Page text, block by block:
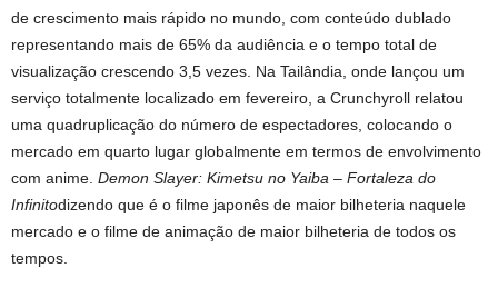
de crescimento mais rápido no mundo, com conteúdo dublado
representando mais de 65% da audiência e o tempo total de
visualização crescendo 3,5 vezes. Na Tailândia, onde lançou um
serviço totalmente localizado em fevereiro, a Crunchyroll relatou
uma quadruplicação do número de espectadores, colocando o
mercado em quarto lugar globalmente em termos de envolvimento
com anime. Demon Slayer: Kimetsu no Yaiba – Fortaleza do
Infinitodizendo que é o filme japonês de maior bilheteria naquele
mercado e o filme de animação de maior bilheteria de todos os
tempos.